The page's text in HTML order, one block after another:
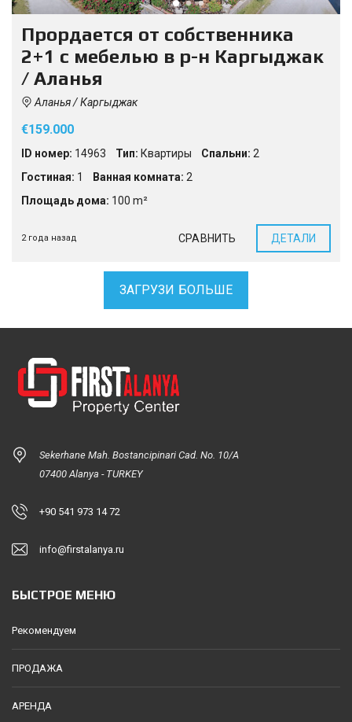
Прордается от собственника
2+1 с мебелью в р-н Каргыджак
/ Аланья
Аланья / Каргыджак
€159.000
ID номер: 14963 Тип: Квартиры Спальни: 2
Гостиная: 1 Ванная комната: 2
Площадь дома: 100 m²
2 года назад СРАВНИТЬ ДЕТАЛИ
ЗАГРУЗИ БОЛЬШЕ
Sekerhane Mah. Bostancipinari Cad. No. 10/A
07400 Alanya - TURKEY
+90 541 973 14 72
info@firstalanya.ru
БЫСТРОЕ МЕНЮ
Рекомендуем
ПРОДАЖА
АРЕНДА